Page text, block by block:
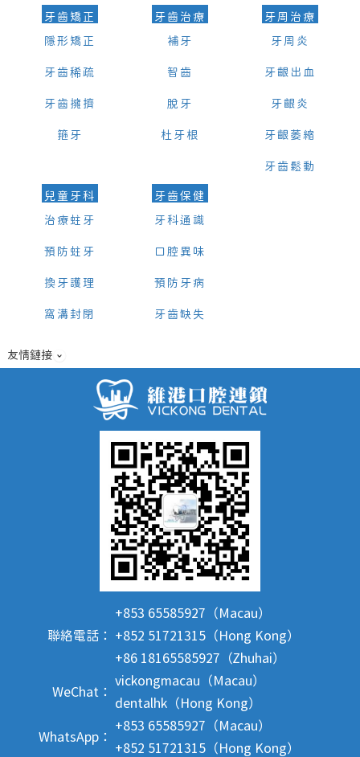
牙齒矯正
隱形矯正
牙齒稀疏
牙齒擁擠
箍牙
牙齒治療
補牙
智齒
脫牙
杜牙根
牙周治療
牙周炎
牙齦出血
牙齦炎
牙齦萎縮
牙齒鬆動
兒童牙科
治療蛀牙
預防蛀牙
換牙護理
窩溝封閉
牙齒保健
牙科通識
口腔異味
預防牙病
牙齒缺失
友情鏈接
聯絡電話：
+853 65585927（Macau）
+852 51721315（Hong Kong）
+86 18165585927（Zhuhai）
WeChat：
vickongmacau（Macau）
dentalhk（Hong Kong）
WhatsApp：
+853 65585927（Macau）
+852 51721315（Hong Kong）